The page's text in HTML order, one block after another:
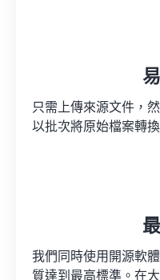
只需上傳來源文件，
以批次將原始檔案轉
我們同時使用開源軟